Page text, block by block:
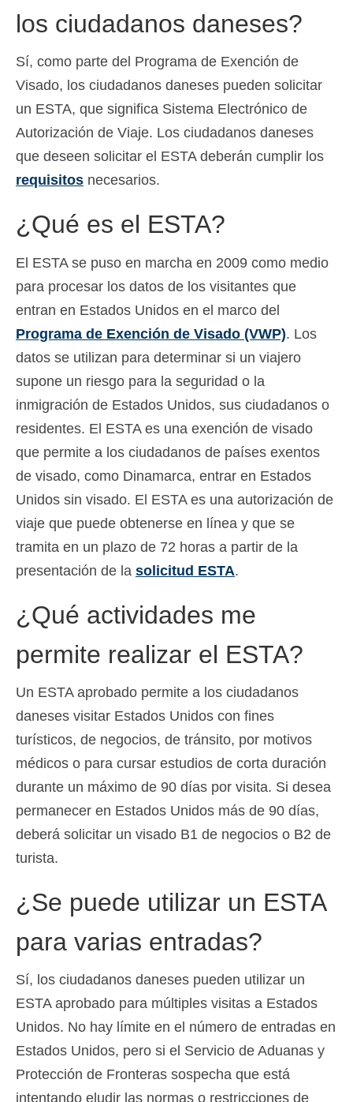
Slovenčina( Eslavo )
Slovenščina(Esloveno)
Svenska(Sueco)
los ciudadanos daneses?
Sí, como parte del Programa de Exención de
Visado, los ciudadanos daneses pueden solicitar
un ESTA, que significa Sistema Electrónico de
Autorización de Viaje. Los ciudadanos daneses
que deseen solicitar el ESTA deberán cumplir los
requisitos necesarios.
¿Qué es el ESTA?
El ESTA se puso en marcha en 2009 como medio
para procesar los datos de los visitantes que
entran en Estados Unidos en el marco del
Programa de Exención de Visado (VWP). Los
datos se utilizan para determinar si un viajero
supone un riesgo para la seguridad o la
inmigración de Estados Unidos, sus ciudadanos o
residentes. El ESTA es una exención de visado
que permite a los ciudadanos de países exentos
de visado, como Dinamarca, entrar en Estados
Unidos sin visado. El ESTA es una autorización de
viaje que puede obtenerse en línea y que se
tramita en un plazo de 72 horas a partir de la
presentación de la solicitud ESTA.
¿Qué actividades me
permite realizar el ESTA?
Un ESTA aprobado permite a los ciudadanos
daneses visitar Estados Unidos con fines
turísticos, de negocios, de tránsito, por motivos
médicos o para cursar estudios de corta duración
durante un máximo de 90 días por visita. Si desea
permanecer en Estados Unidos más de 90 días,
deberá solicitar un visado B1 de negocios o B2 de
turista.
¿Se puede utilizar un ESTA
para varias entradas?
Sí, los ciudadanos daneses pueden utilizar un
ESTA aprobado para múltiples visitas a Estados
Unidos. No hay límite en el número de entradas en
Estados Unidos, pero si el Servicio de Aduanas y
Protección de Fronteras sospecha que está
intentando eludir las normas o restricciones de